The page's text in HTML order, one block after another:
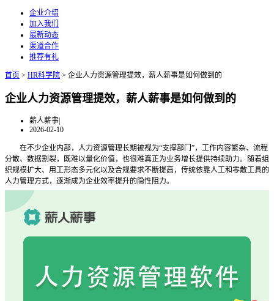
企业介绍
加入我们
最新动态
渠道合作
推荐有礼
首页 > HR科学院 > 企业人力资源管理提效，薪人薪事是如何做到的
企业人力资源管理提效，薪人薪事是如何做到的
薪人薪事|
2026-02-10
在不少企业内部，人力资源管理长期被视为“支撑部门”，工作内容繁杂、流程
分散、数据割裂，既难以量化价值，也很难真正为业务增长提供持续助力。随着组
织规模扩大、用工形态多元化以及合规要求不断提高，传统依靠人工和零散工具的
人力管理方式，逐渐成为企业效率提升的隐性阻力。